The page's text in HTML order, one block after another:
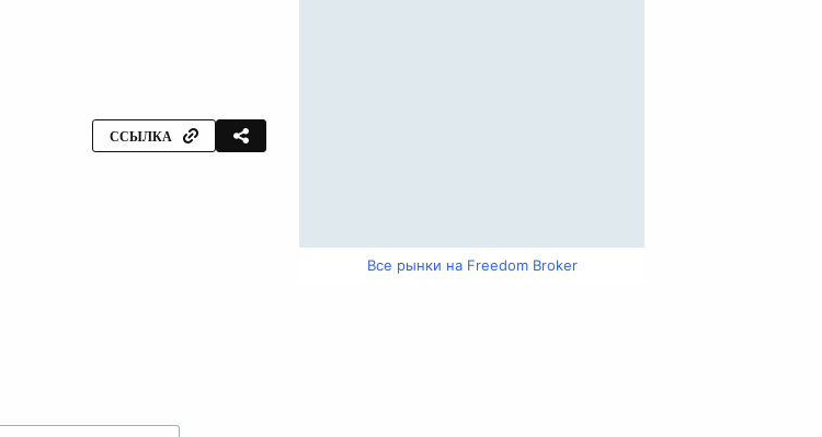
ССЫЛКА
Все рынки на Freedom Broker